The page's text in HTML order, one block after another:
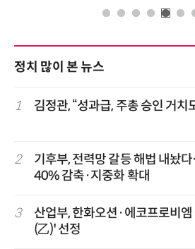
정치 많이 본 뉴스
1 김정관, “성과급, 주총 승인 거치
2
기후부, 전력망 갈등 해법 내놨
40% 감축·지중화 확대
3
산업부, 한화오션·에코프로비
(乙)' 선정